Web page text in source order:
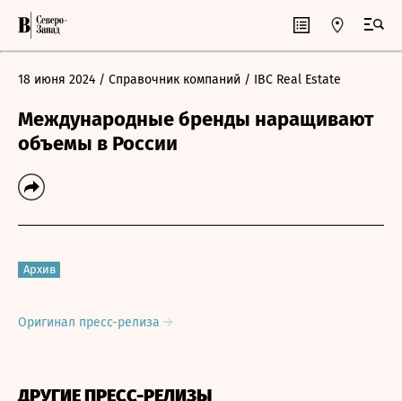
18 июня 2024 / Справочник компаний / IBC Real Estate
Международные бренды наращивают
объемы в России
Архив
Оригинал пресс-релиза
ДРУГИЕ ПРЕСС-РЕЛИЗЫ